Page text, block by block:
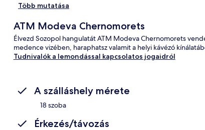
Több mutatása
ATM Modeva Chernomorets
Élvezd Sozopol hangulatát ATM Modeva Chernomorets
medence vizében, haraphatsz valamit a helyi kávézó
Tudnivalók a lemondással kapcsolatos jogaidról
A szálláshely mérete
18 szoba
Érkezés/távozás